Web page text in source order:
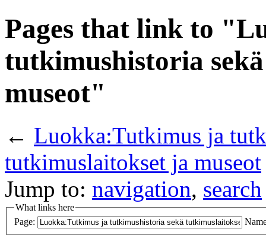
Pages that link to
tutkimushistoria
museot"
← Luokka:Tutkimus ja
tutkimuslaitokset ja museot
Jump to: navigation, search
What links here
Page: